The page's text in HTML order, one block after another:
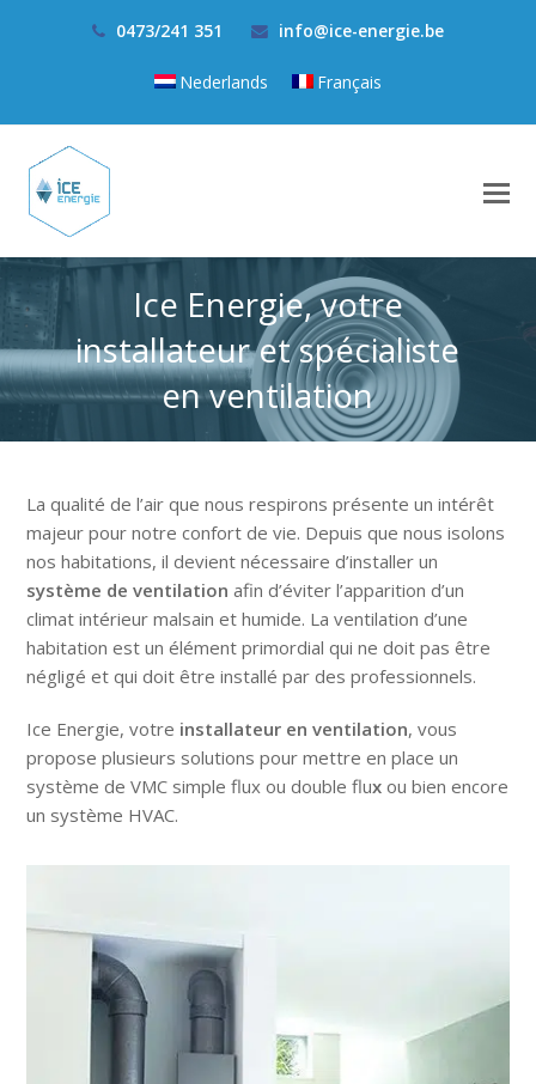
0473/241 351 info@ice-energie.be
Nederlands Français
Ice Energie, votre
installateur et spécialiste
en ventilation
La qualité de l’air que nous respirons présente un intérêt
majeur pour notre confort de vie. Depuis que nous isolons
nos habitations, il devient nécessaire d’installer un
système de ventilation afin d’éviter l’apparition d’un
climat intérieur malsain et humide. Laventilation d’une
habitation est un élément primordial qui ne doit pas être
négligé et qui doit être installé par des professionnels.
Ice Energie, votre installateur en ventilation, vous
propose plusieurs solutions pour mettre en place un
système deVMC simple flux oudouble flux ou bien encore
un système HVAC.